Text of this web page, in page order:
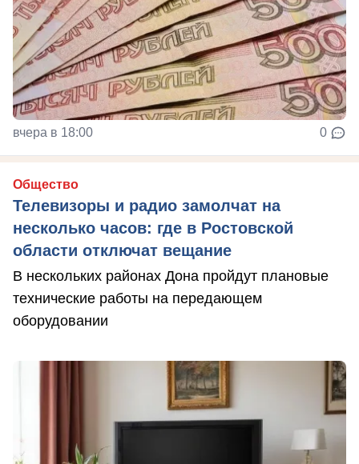
вчера в 18:00 0
Общество
Телевизоры и радио замолчат на
несколько часов: где в Ростовской
области отключат вещание
В нескольких районах Дона пройдут плановые
технические работы на передающем
оборудовании